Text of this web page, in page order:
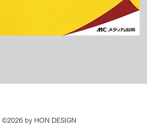
©2026 by HON DESIGN